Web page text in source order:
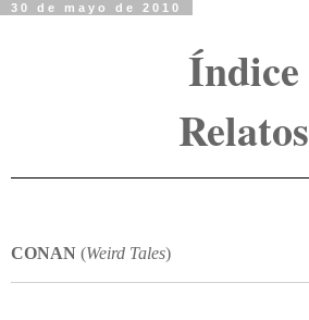
30 de mayo de 2010
Índice
Relatos
CONAN (Weird Tales)